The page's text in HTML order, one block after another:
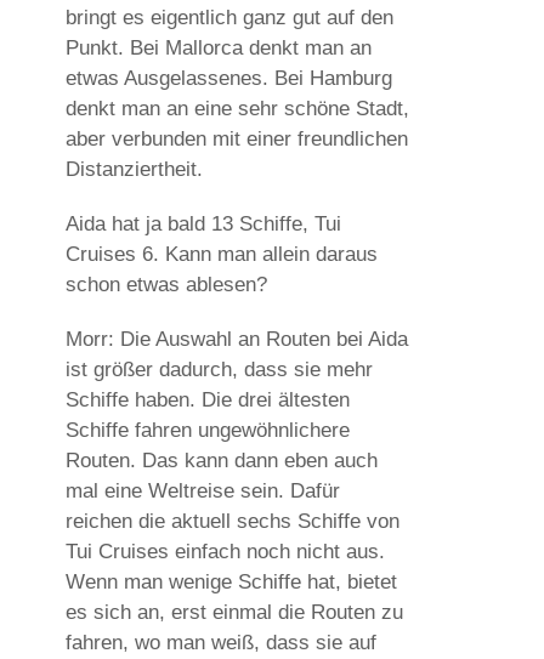
bringt es eigentlich ganz gut auf den
Punkt. Bei Mallorca denkt man an
etwas Ausgelassenes. Bei Hamburg
denkt man an eine sehr schöne Stadt,
aber verbunden mit einer freundlichen
Distanziertheit.
Aida hat ja bald 13 Schiffe, Tui
Cruises 6. Kann man allein daraus
schon etwas ablesen?
Morr: Die Auswahl an Routen bei Aida
ist größer dadurch, dass sie mehr
Schiffe haben. Die drei ältesten
Schiffe fahren ungewöhnlichere
Routen. Das kann dann eben auch
mal eine Weltreise sein. Dafür
reichen die aktuell sechs Schiffe von
Tui Cruises einfach noch nicht aus.
Wenn man wenige Schiffe hat, bietet
es sich an, erst einmal die Routen zu
fahren, wo man weiß, dass sie auf